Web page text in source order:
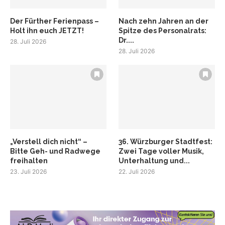
Der Fürther Ferienpass –
Holt ihn euch JETZT!
28. Juli 2026
Nach zehn Jahren an der
Spitze des Personalrats:
Dr....
28. Juli 2026
„Verstell dich nicht“ –
Bitte Geh- und Radwege
freihalten
23. Juli 2026
36. Würzburger Stadtfest:
Zwei Tage voller Musik,
Unterhaltung und...
22. Juli 2026